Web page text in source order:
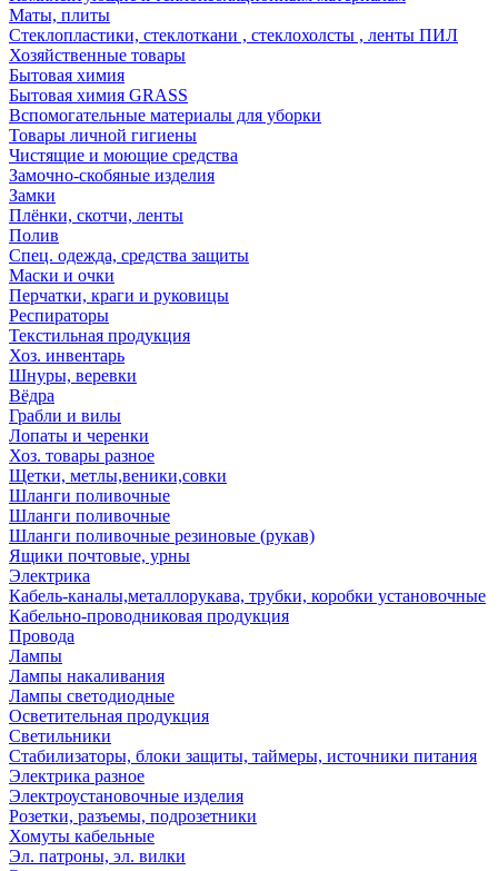
Маты, плиты
Стеклопластики, стеклоткани , стеклохолсты , ленты ПИЛ
Хозяйственные товары
Бытовая химия
Бытовая химия GRASS
Вспомогательные материалы для уборки
Товары личной гигиены
Чистящие и моющие средства
Замочно-скобяные изделия
Замки
Плёнки, скотчи, ленты
Полив
Спец. одежда, средства защиты
Маски и очки
Перчатки, краги и руковицы
Респираторы
Текстильная продукция
Хоз. инвентарь
Шнуры, веревки
Вёдра
Грабли и вилы
Лопаты и черенки
Хоз. товары разное
Щетки, метлы,веники,совки
Шланги поливочные
Шланги поливочные
Шланги поливочные резиновые (рукав)
Ящики почтовые, урны
Электрика
Кабель-каналы,металлорукава, трубки, коробки установочные
Кабельно-проводниковая продукция
Провода
Лампы
Лампы накаливания
Лампы светодиодные
Осветительная продукция
Светильники
Стабилизаторы, блоки защиты, таймеры, источники питания
Электрика разное
Электроустановочные изделия
Розетки, разъемы, подрозетники
Хомуты кабельные
Эл. патроны, эл. вилки